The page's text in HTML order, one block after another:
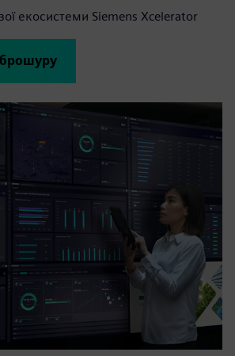
екосистеми Siemens Xcelerator